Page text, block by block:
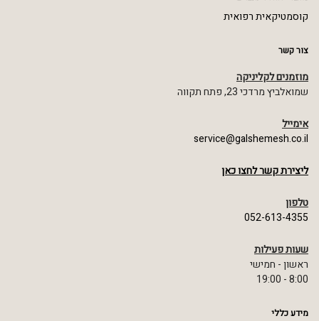
קוסמטיקאית רפואית
צור קשר
מוזמנים לקליניקה
שמואלביץ מרדכי 23, פתח תקווה
אימייל
service@galshemesh.co.il
ליצירת קשר לחצו כאן
טלפון
052-613-4355
שעות פעילות
ראשון - חמישי
8:00 - 19:00
מידע כללי